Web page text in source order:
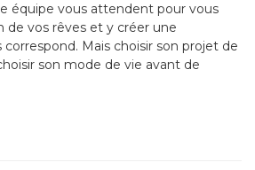
équipe vous attendent pour vous
de vos rêves et y créer une
Mais choisir son projet de
son mode de vie avant de